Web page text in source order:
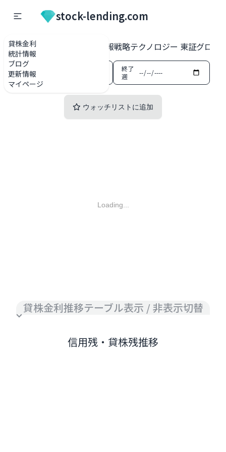
貸株金利
統計情報
ブログ
更新情報
マイページ
stock-lending.com
貸株金利一覧 155A 情報戦略テクノロジー 東証グロー
開始
週
終了
週
ウォッチリストに追加
Loading...
貸株金利推移テーブル表示 / 非表示切替
信用残・貸株残推移